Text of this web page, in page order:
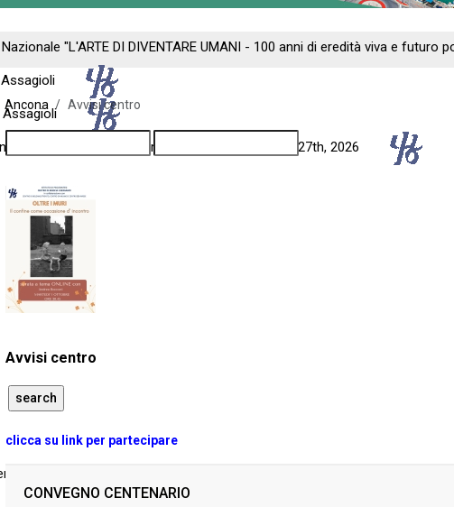
"L'ARTE DI DIVENTARE UMANI - 100 anni di eredità viva e futuro
Meeting - Florence: September 24th - 27th, 2026
Ancona Avvisi centro
Avvisi centro
clicca su link per partecipare
CONVEGNO CENTENARIO